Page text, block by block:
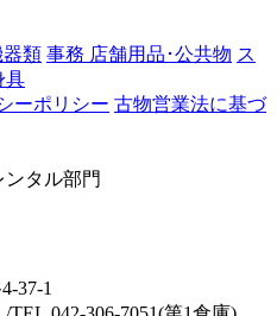
器類 事務 店舗用品･公共物 ス
具
ーポリシー 古物営業法に基づ
タル部門
37-1